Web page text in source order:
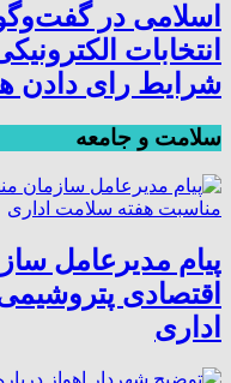
اسلامی در
انتخابات
شرایط رای دادن
سلامت و جامعه
پیام مدیرعامل
اقتصادی
اداری